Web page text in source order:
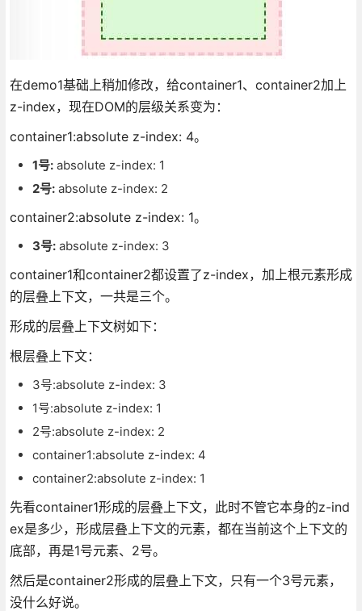
在demo1基础上稍加修改，给container1、container2加上
z-index，现在DOM的层级关系变为：
container1:absolute z-index: 4。
1号:absolute z-index: 1
2号:absolute z-index: 2
container2:absolute z-index: 1。
3号:absolute z-index: 3
container1和container2都设置了z-index，加上根元素形成
的层叠上下文，一共是三个。
形成的层叠上下文树如下：
根层叠上下文：
3号:absolute z-index: 3
1号:absolute z-index: 1
2号:absolute z-index: 2
container1:absolute z-index: 4
container2:absolute z-index: 1
先看container1形成的层叠上下文，此时不管它本身的z-ind
ex是多少，形成层叠上下文的元素，都在当前这个上下文的
底部，再是1号元素、2号。
然后是container2形成的层叠上下文，只有一个3号元素，
没什么好说。